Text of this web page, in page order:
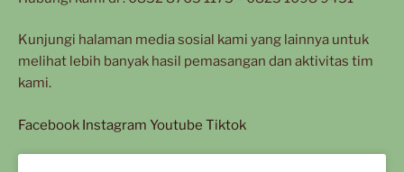
Kunjungi halaman media sosial kami yang lainnya untuk
melihat lebih banyak hasil pemasangan dan aktivitas tim
kami.
Facebook Instagram Youtube Tiktok